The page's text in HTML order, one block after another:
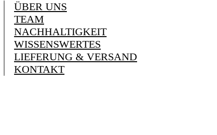
ÜBER UNS
TEAM
NACHHALTIGKEIT
WISSENSWERTES
LIEFERUNG & VERSAND
KONTAKT